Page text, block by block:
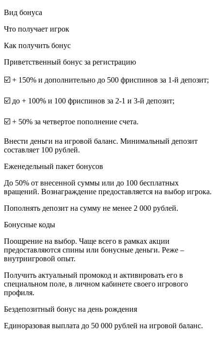
Вид бонуса
Что получает игрок
Как получить бонус
Приветственный бонус за регистрацию
☑️ + 150% и дополнительно до 500 фриспинов за 1-й депозит;
☑️ до + 100% и 100 фриспинов за 2-1 и 3-й депозит;
☑️ + 50% за четвертое пополнение счета.
Внести деньги на игровой баланс. Минимальный депозит
составляет 100 рублей.
Еженедельный пакет бонусов
До 50% от внесенной суммы или до 100 бесплатных
вращений. Вознаграждение предоставляется на выбор игрока.
Пополнять депозит на сумму не менее 2 000 рублей.
Бонусные коды
Поощрение на выбор. Чаще всего в рамках акции
предоставляются спины или бонусные деньги. Реже –
внутриигровой опыт.
Получить актуальный промокод и активировать его в
специальном поле, в личном кабинете своего игрового
профиля.
Бездепозитный бонус на день рождения
Единоразовая выплата до 50 000 рублей на игровой баланс.